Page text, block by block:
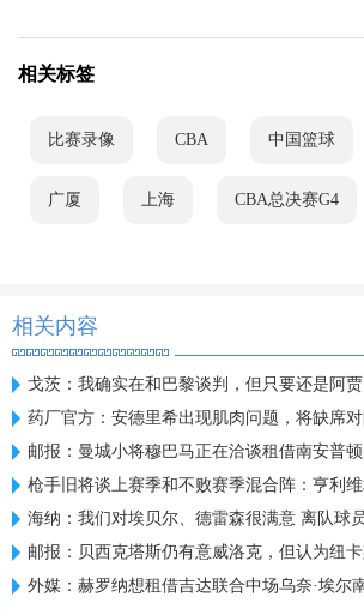
相关标签
比赛录像 CBA 中国篮球
广厦 上海 CBA总决赛G4
相关内容
戈茨：我确实在和巴黎谈判，但只要还是阿贾克
药厂官方：安德里希出现肌肉问题，将缺席对阵
邮报：曼城小将穆巴马正在洽谈租借南安普
枪手旧将谈上赛季和不败赛季混合阵：亨利
海纳：我们对埃贝尔、德雷森很满意 离队球员
邮报：贝西克塔斯仍有意威洛克，但认为纽
外媒：赫罗纳想租借吉达联合中场乌奈·埃尔